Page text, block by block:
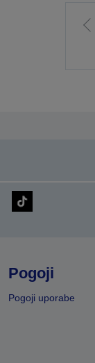
Pogoji
Pogoji uporabe